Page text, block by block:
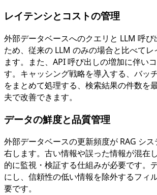
レイテンシとコストの管理
外部データベースへのクエリと LLM 呼び
ため、従来の LLM のみの場合と比べてレ
ます。また、API 呼び出しの増加に伴い
す。キャッシング戦略を導入する、バッ
をまとめて処理する、検索結果の件数を
夫で改善できます。
データの鮮度と品質管理
外部データベースの更新頻度が RAG シ
右します。古い情報や誤った情報が混在
的に監視・検証する仕組みが必要です。
にし、信頼性の低い情報を除外するフィ
要です。